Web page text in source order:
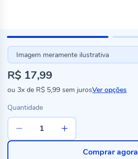
Imagem meramente ilustrativa
R$ 17,99
ou 3x de R$ 5,99 sem jurosVer opções
Quantidade
Comprar agora